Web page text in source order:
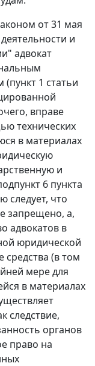
от 31 мая
и
адвокат
1 статьи
вправе
технических
в материалах
и
6 пункта
следует, что
запрещено, а,
адвокатов в
юридической
(в том
мере для
в материалах
следствие,
органов
право на